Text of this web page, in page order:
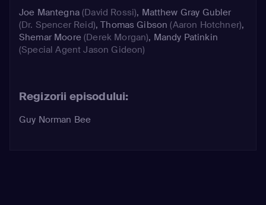
Joe Mantegna(David Rossi), Matthew Gray Gubler
(Dr. Spencer Reid),Thomas Gibson (Aaron Hotchner),
Shemar Moore (Derek Morgan), Mandy Patinkin
(Special Agent Jason Gideon)
Regizorii episodului:
Guy Norman Bee